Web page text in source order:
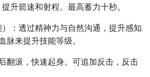
升箭速和射程。最高蓄力十秒。
：透过精神力与自然沟通，提升感知
脉来提升技能等级。
翻滚，快速起身。可追加反击，反击